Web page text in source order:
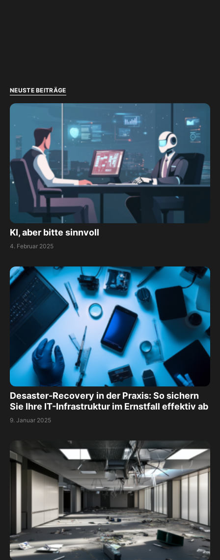
NEUSTE BEITRÄGE
KI, aber bitte sinnvoll
4. Februar 2025
Desaster-Recovery in der Praxis: So sichern
Sie Ihre IT-Infrastruktur im Ernstfall effektiv ab
9. Januar 2025